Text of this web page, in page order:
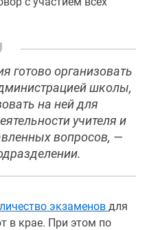
готово организовать
школы,
на ней для
учителя и
вопросов, —
экзаменов для
в крае. При этом по